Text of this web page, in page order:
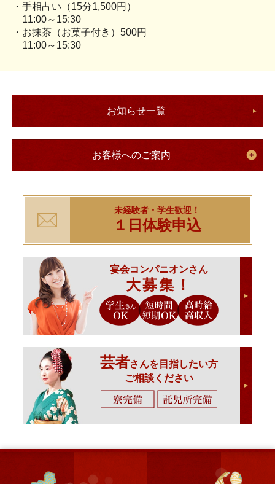
・手相占い（15分1,500円）
11:00～15:30
・お抹茶（お菓子付き）500円
11:00～15:30
お知らせ一覧
お客様へのご案内
未経験者・学生歓迎！
１日体験申込
宴会コンパニオンさん
大募集！
芸者さんを目指したい方
ご相談ください